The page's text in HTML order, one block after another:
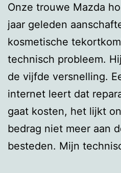
Onze trouwe Mazda
jaar geleden
kosmetische
technisch probleem.
de vijfde versnelling.
internet leert dat
gaat kosten, het lijkt
bedrag niet meer aan
besteden. Mijn